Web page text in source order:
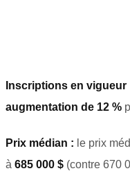
Inscriptions en vigueur
augmentation de 12 %
Prix médian : le prix
à 685 000 $ (contre 670